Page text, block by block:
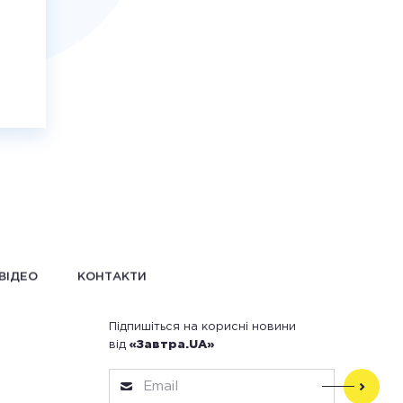
КОНТАКТИ
Підпишіться на корисні новини
від «Завтра.UA»